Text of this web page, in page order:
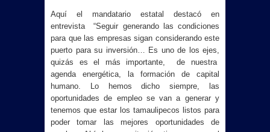
Aquí el mandatario estatal destacó en
entrevista “Seguir generando las condiciones
para que las empresas sigan considerando este
puerto para su inversión… Es uno de los ejes,
quizás es el más importante, de nuestra
agenda energética, la formación de capital
humano. Lo hemos dicho siempre, las
oportunidades de empleo se van a generar y
tenemos que estar los tamaulipecos listos para
poder tomar las mejores oportunidades de